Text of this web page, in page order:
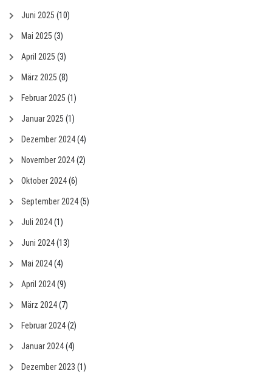
Juni 2025 (10)
Mai 2025 (3)
April 2025 (3)
März 2025 (8)
Februar 2025 (1)
Januar 2025 (1)
Dezember 2024(4)
November 2024(2)
Oktober 2024(6)
September 2024(5)
Juli 2024(1)
Juni 2024(13)
Mai 2024(4)
April 2024(9)
März 2024(7)
Februar 2024(2)
Januar 2024(4)
Dezember 2023 (1)